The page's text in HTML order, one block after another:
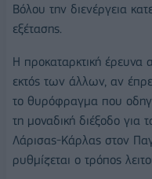
Βόλου την διενέργεια
εξέτασης.
Η προκαταρκτική έρευνα
εκτός των άλλων, αν
το θυρόφραγμα που
τη μοναδική διέξοδο για
Λάρισας-Κάρλας στον
ρυθμίζεται ο τρόπος